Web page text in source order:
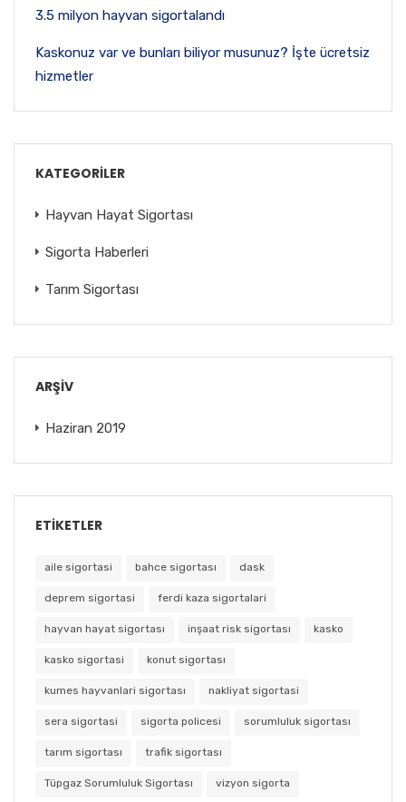
3.5 milyon hayvan sigortalandı
Kaskonuz var ve bunları biliyor musunuz? İşte ücretsiz
hizmetler
KATEGORILER
Hayvan Hayat Sigortası
Sigorta Haberleri
Tarım Sigortası
ARŞIV
Haziran 2019
ETIKETLER
aile sigortasi bahce sigortası dask
deprem sigortasi ferdi kaza sigortalari
hayvan hayat sigortası inşaat risk sigortası kasko
kasko sigortasi konut sigortası
kumes hayvanlari sigortası nakliyat sigortasi
sera sigortasi sigorta policesi sorumluluk sigortası
tarım sigortası trafik sigortası
Tüpgaz Sorumluluk Sigortası vizyon sigorta